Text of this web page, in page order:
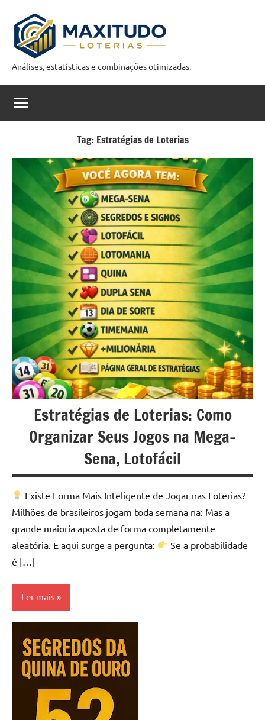
para
conteúdo
M
a
x
t
u
d
o
C
u
r
s
o
s
O
n
n
e
Análises, estatísticas e combinações otimizadas.
Tag: Estratégias de Loterias
Estratégias de Loterias: Como
Organizar Seus Jogos na Mega-
Sena, Lotofácil
Existe Forma Mais Inteligente de Jogar nas Loterias?
Milhões de brasileiros jogam toda semana na: Mas a
grande maioria aposta de forma completamente
aleatória. E aqui surge a pergunta:
Se a probabilidade
é […]
Ler mais
e Métodos